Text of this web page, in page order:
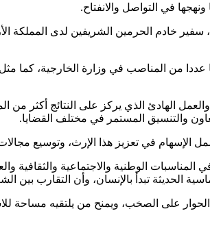
في التواصل والانفتاح.
خادم الحرمين الشريفين لدى المملكة
من المناصب في وزارة الخارجية، كما
الهادئ الذي يركز على النتائج
والتنسيق المستمر في مختلف القضايا.
في تعزيز هذا الإرث، وتوسيع
الوطنية والاجتماعية والثقافية
الحديثة تبدأ بالإنسان، وأن التقارب
الحوار على الصخب، ويمنح من يلتقيه